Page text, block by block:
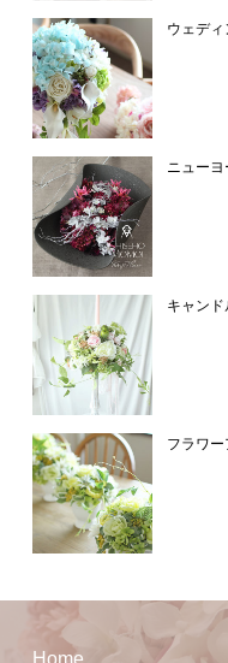
ウェデ
ニュー
キャン
フラワ
Home